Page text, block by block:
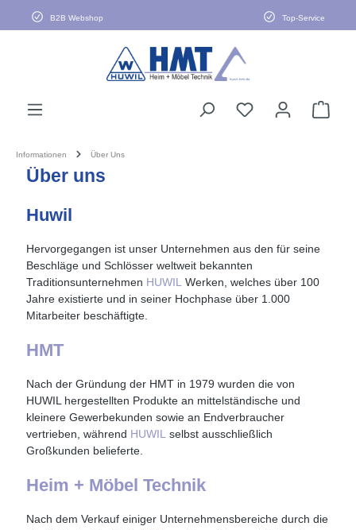
springenB2B Webshop Top-Service
Informationen Über Uns
Über uns
Huwil
Hervorgegangen ist unser Unternehmen aus den für seine
Beschläge und Schlösser weltweit bekannten
Traditionsunternehmen HUWIL Werken, welches über 100
Jahre existierte und in seiner Hochphase über 1.000
Mitarbeiter beschäftigte.
HMT
Nach der Gründung der HMT in 1979 wurden die von
HUWIL hergestellten Produkte an mittelständische und
kleinere Gewerbekunden sowie an Endverbraucher
vertrieben, während HUWIL selbst ausschließlich
Großkunden belieferte.
Heim + Möbel Technik
Nach dem Verkauf einiger Unternehmensbereiche durch die